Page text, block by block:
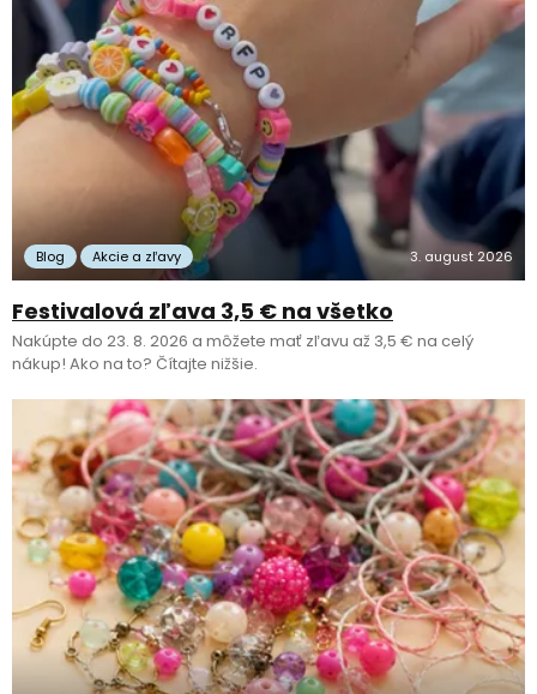
Blog Akcie a zľavy 3. august 2026
Festivalová zľava 3,5 € na všetko
Nakúpte do 23. 8. 2026 a môžete mať zľavu až 3,5 € na celý
nákup! Ako na to? Čítajte nižšie.